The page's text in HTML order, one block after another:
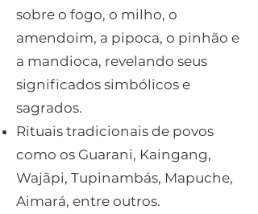
sobre o fogo, o milho, o
amendoim, a pipoca, o pinhão e
a mandioca, revelando seus
significados simbólicos e
sagrados.
Rituais tradicionais de povos
como os Guarani, Kaingang,
Wajãpi, Tupinambás, Mapuche,
Aimará, entre outros.